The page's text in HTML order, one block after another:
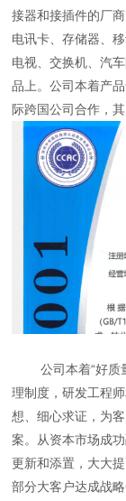
接器和接插件的厂
电讯卡、存储器、
电视、交换机、汽
品上。公司本着产
际跨国公司合作，
公司本着“好质量
理制度，研发工程
想、细心求证，为
案。从资本市场成
更新和添置，大大
部分大客户达成战